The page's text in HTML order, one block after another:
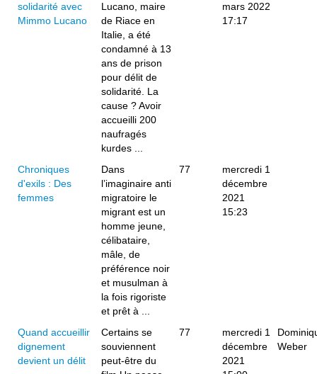
solidarité avec
Mimmo Lucano
Lucano, maire
de Riace en
Italie, a été
condamné à 13
ans de prison
pour délit de
solidarité. La
cause ? Avoir
accueilli 200
naufragés
kurdes ...
mars 2022
17:17
Chroniques
d'exils : Des
femmes
Dans
l’imaginaire anti
migratoire le
migrant est un
homme jeune,
célibataire,
mâle, de
préférence noir
et musulman à
la fois rigoriste
et prêt à ...
77
mercredi 1
décembre
2021
15:23
Quand accueillir
dignement
devient un délit
Certains se
souviennent
peut-être du
77
mercredi 1
décembre
2021
Weber